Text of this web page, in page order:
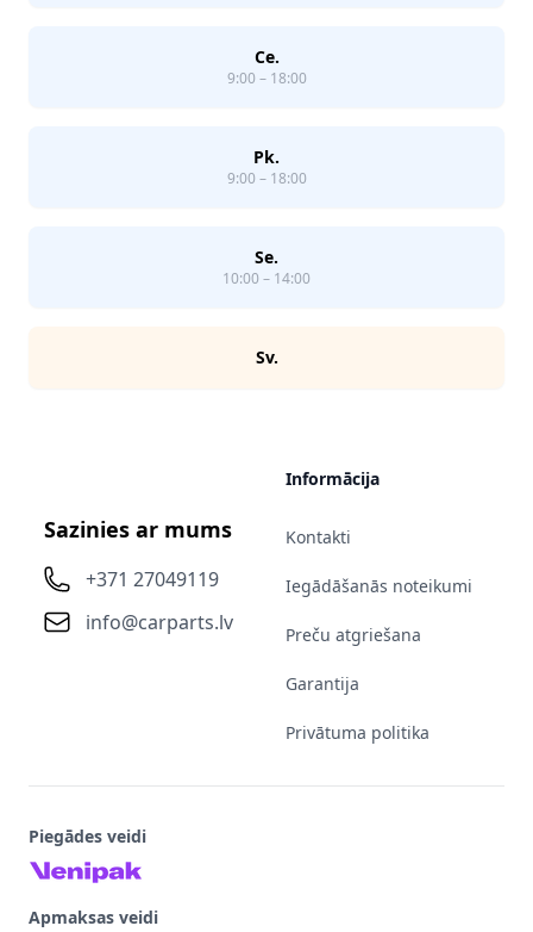
Ce.
9:00 – 18:00
Pk.
9:00 – 18:00
Se.
10:00 – 14:00
Sv.
Sazinies ar mums
+371 27049119
info@carparts.lv
Informācija
Kontakti
Iegādāšanās noteikumi
Preču atgriešana
Garantija
Privātuma politika
Piegādes veidi
Apmaksas veidi